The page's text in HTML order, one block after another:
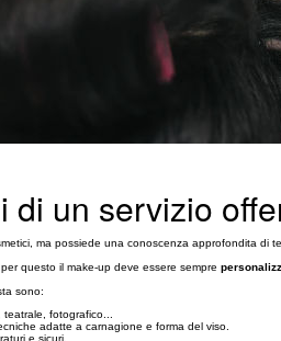
di un servizio
ma possiede una conoscenza approfondita di
questo il make-up deve essere sempre
sono:
fotografico...
adatte a carnagione e forma del viso.
e sicuri.